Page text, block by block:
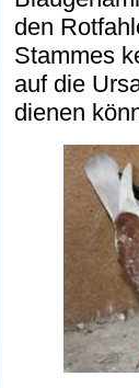
den
Stammes
auf die
dienen